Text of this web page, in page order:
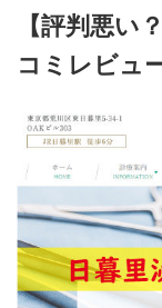
【評判悪い
コミレビュ